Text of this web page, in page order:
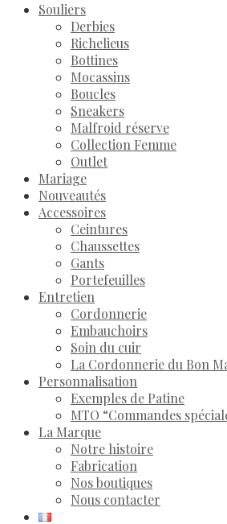
Souliers
Derbies
Richelieus
Bottines
Mocassins
Boucles
Sneakers
Malfroid réserve
Collection Femme
Outlet
Mariage
Nouveautés
Accessoires
Ceintures
Chaussettes
Gants
Portefeuilles
Entretien
Cordonnerie
Embauchoirs
Soin du cuir
La Cordonnerie du Bon
Personnalisation
Exemples de Patine
MTO “Commandes
La Marque
Notre histoire
Fabrication
Nos boutiques
Nous contacter